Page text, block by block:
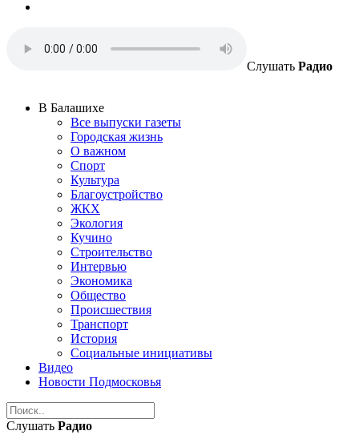
Слушать Радио
В Балашихе
Все выпуски газеты
Городская жизнь
О важном
Спорт
Культура
Благоустройство
ЖКХ
Экология
Кучино
Строительство
Интервью
Экономика
Общество
Происшествия
Транспорт
История
Социальные инициативы
Видео
Новости Подмосковья
Слушать Радио